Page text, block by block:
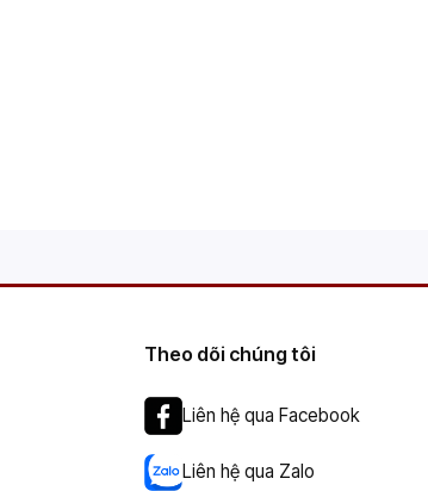
Theo dõi chúng tôi
Liên hệ qua Facebook
Liên hệ qua Zalo